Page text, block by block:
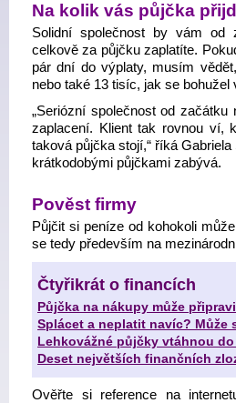
Na kolik vás půjčka
Solidní společnost by vám od
celkově za půjčku zaplatíte.
pár dní do výplaty, musím
nebo také 13 tisíc, jak se
„Seriózní společnost od
zaplacení. Klient tak rovnou ví,
taková půjčka stojí,“ říká
krátkodobými půjčkami zabývá.
Pověst firmy
Půjčit si peníze od kohokoli
se tedy především na
Čtyřikrát o financích
Půjčka na nákupy může
Splácet a neplatit navíc? Může
Lehkovážné půjčky vtáhnou
Deset největších finančních
Ověřte si reference na